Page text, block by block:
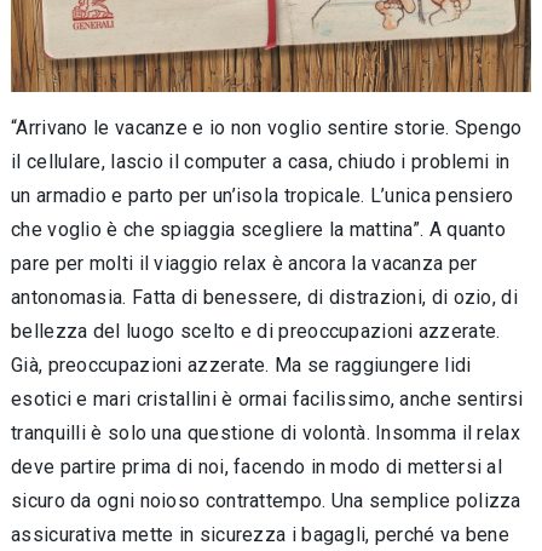
“Arrivano le vacanze e io non voglio sentire storie. Spengo
il cellulare, lascio il computer a casa, chiudo i problemi in
un armadio e parto per un’isola tropicale. L’unica pensiero
che voglio è che spiaggia scegliere la mattina”. A quanto
pare per molti il viaggio relax è ancora la vacanza per
antonomasia. Fatta di benessere, di distrazioni, di ozio, di
bellezza del luogo scelto e di preoccupazioni azzerate.
Già, preoccupazioni azzerate. Ma se raggiungere lidi
esotici e mari cristallini è ormai facilissimo, anche sentirsi
tranquilli è solo una questione di volontà. Insomma il relax
deve partire prima di noi, facendo in modo di mettersi al
sicuro da ogni noioso contrattempo. Una semplice polizza
assicurativa mette in sicurezza i bagagli, perché va bene